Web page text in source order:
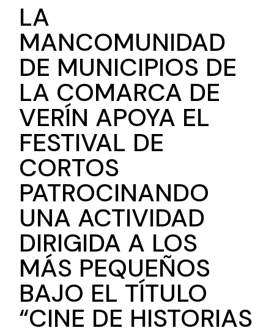
LA
MANCOMUNIDAD
DE MUNICIPIOS DE
LA COMARCA DE
VERÍN APOYA EL
FESTIVAL DE
CORTOS
PATROCINANDO
UNA ACTIVIDAD
DIRIGIDA A LOS
MÁS PEQUEÑOS
BAJO EL TÍTULO
“CINE DE HISTORIAS